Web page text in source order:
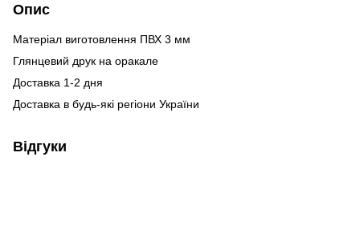
Опис
Матеріал виготовлення ПВХ 3 мм
Глянцевий друк на оракале
Доставка 1-2 дня
Доставка в будь-які регіони України
Відгуки